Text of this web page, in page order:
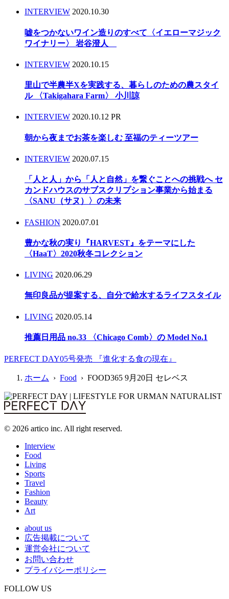
INTERVIEW 2020.10.30
嘘をつかないワイン造りのすべて〈イエローマジック
ワイナリー〉 岩谷澄人
INTERVIEW 2020.10.15
里山で半農半Xを実践する、暮らしのための農スタイ
ル 〈Takigahara Farm〉 小川諒
INTERVIEW 2020.10.12 PR
朝から夜までお茶を楽しむ 至福のティーツアー
INTERVIEW 2020.07.15
「人と人」から「人と自然」を繋ぐことへの挑戦へ セ
カンドハウスのサブスクリプション事業から始まる
〈SANU（サヌ）〉の未来
FASHION 2020.07.01
豊かな秋の実り『HARVEST』をテーマにした
〈HaaT〉2020秋冬コレクション
LIVING 2020.06.29
無印良品が提案する、自分で給水するライフスタイル
LIVING 2020.05.14
推薦日用品 no.33 〈Chicago Comb〉の Model No.1
PERFECT DAY05号発売 『進化する食の現在』
ホーム › Food › FOOD365 9月20日 セレベス
© 2026 artico inc. All right reserved.
Interview
Food
Living
Sports
Travel
Fashion
Beauty
Art
about us
広告掲載について
運営会社について
お問い合わせ
プライバシーポリシー
FOLLOW US